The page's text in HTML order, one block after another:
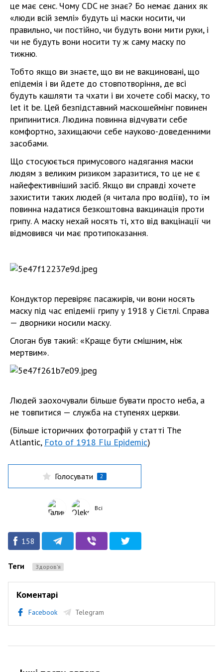
це має сенс. Чому CDC не знає? Бо немає даних як
«люди всій землі» будуть ці маски носити, чи
правильно, чи постійно, чи будуть вони мити руки, і
чи не будуть вони носити ту ж саму маску по
тижню.
Тобто якщо ви знаєте, що ви не вакциновані, що
епідемія і ви йдете до стовпотворіння, де всі
будуть кашляти та чхати і ви хочете собі маску, то
let it be. Цей безпідставний маскошеймінг повинен
припинитися. Людина повинна відчувати себе
комфортно, захищаючи себе науково-доведенними
засобами.
Що стосуюється примусового надягання маски
людям з великим ризиком заразитися, то це не є
найефективніший засіб. Якщо ви справді хочете
захистити таких людей (я читала про водіїв), то їм
повинна надатися безкоштовна вакцинація проти
грипу. А маску нехай носять ті, хто від вакцінації чи
відмовився чи має протипоказання.
Кондуктор перевіряє пасажирів, чи вони носять
маску під час епідемії грипу у 1918 у Сієтлі. Справа
— дворники носили маску.
Слоган був такий: «Краще бути смішним, ніж
мертвим».
Людей заохочували більше бувати просто неба, а
не товпитися — служба на ступенях церкви.
(Більше історичних фотографій у статті The
Atlantic, Foto of 1918 Flu Epidemic)
Голосувати 2
Всі
158
Теги Здоров’я
Коментарі
Facebook Telegram